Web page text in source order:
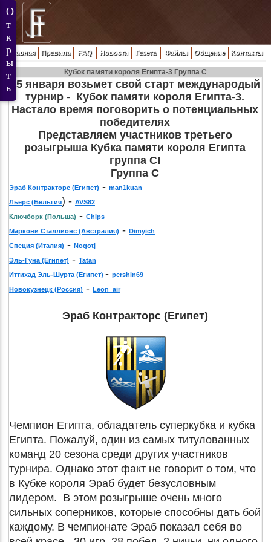
Главная Правила FAQ Новости Газета Файлы Общение Контакты
Кубок памяти короля Египта-3 Группа С
25 января возьмет свой старт международый
турнир - Кубок памяти короля Египта-3.
Настало время поговорить о потенциальных
победителях
Представляем участников третьего
розыгрыша Кубка памяти короля Египта
группа С!
Группа С
Эраб Контракторс (Египет) - man1kuan
Льерс (Бельгия) - AVS82
Ключборк (Польша) - Chips
Маркони Сталлионс (Австралия) - Dimyich
Специя (Италия) - Nogotj
Эль-Гуна (Египет) - Tatan
Иттихад Эль-Шурта (Египет) - pershin69
Новокузнецк (Россия) - Leon_air
Эраб Контракторс (Египет)
Чемпион Египта, обладатель суперкубка и кубка
Египта. Пожалуй, один из самых титулованных
команд 20 сезона среди других участников
турнира. Однако этот факт не говорит о том, что
в Кубке короля Эраб будет безусловным
лидером. В этом розыгрыше очень много
сильных соперников, которые способны дать бой
каждому. В чемпионате Эраб показал себя во